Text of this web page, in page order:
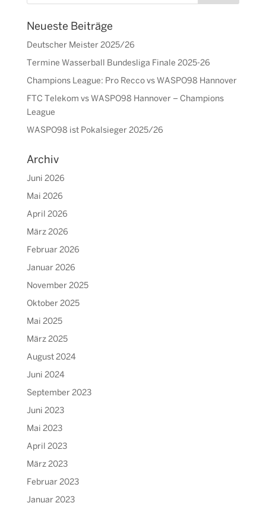
Neueste Beiträge
Deutscher Meister 2025/26
Termine Wasserball Bundesliga Finale 2025-26
Champions League: Pro Recco vs WASPO98 Hannover
FTC Telekom vs WASPO98 Hannover – Champions
League
WASPO98 ist Pokalsieger 2025/26
Archiv
Juni 2026
Mai 2026
April 2026
März 2026
Februar 2026
Januar 2026
November 2025
Oktober 2025
Mai 2025
März 2025
August 2024
Juni 2024
September 2023
Juni 2023
Mai 2023
April 2023
März 2023
Februar 2023
Januar 2023